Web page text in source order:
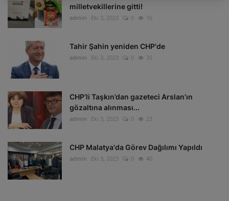
milletvekillerine gitti!
admin Eki 3, 2023 0 16
Tahir Şahin yeniden CHP'de
admin Eki 3, 2023 0 35
CHP’li Taşkın’dan gazeteci Arslan’ın
gözaltına alınması...
admin Eki 3, 2023 0 23
CHP Malatya'da Görev Dağılımı Yapıldı
admin Eki 3, 2023 0 40